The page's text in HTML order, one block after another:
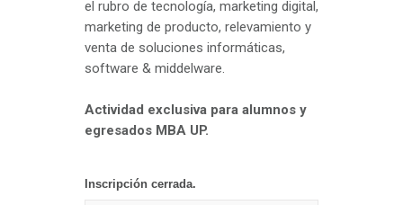
el rubro de tecnología, marketing digital,
marketing de producto, relevamiento y
venta de soluciones informáticas,
software & middelware.
Actividad exclusiva para alumnos y
egresados MBA UP.